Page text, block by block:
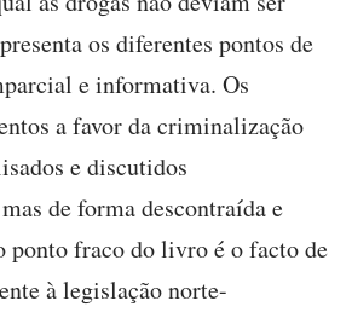
os diferentes pontos de
e informativa. Os
a favor da criminalização
e discutidos
de forma descontraída e
ponto fraco do livro é o facto de
à legislação norte-